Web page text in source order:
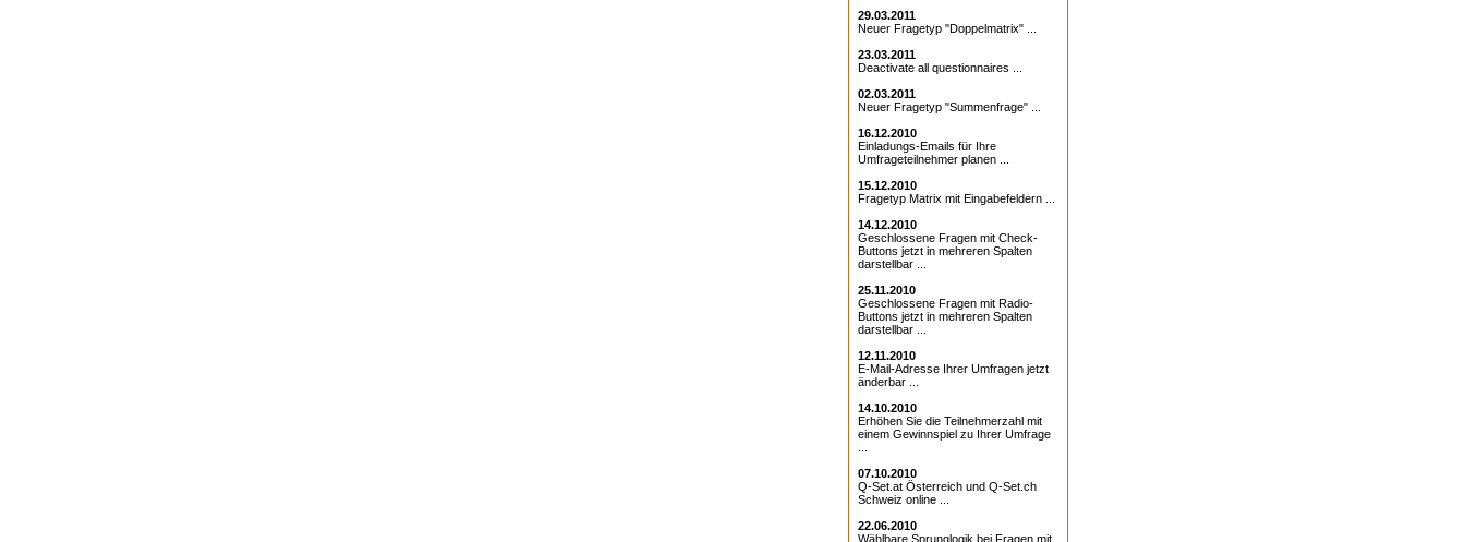
29.03.2011
Neuer Fragetyp "Doppelmatrix" ...
23.03.2011
Deactivate all questionnaires ...
02.03.2011
Neuer Fragetyp "Summenfrage" ...
16.12.2010
Einladungs-Emails für Ihre
Umfrageteilnehmer planen ...
15.12.2010
Fragetyp Matrix mit Eingabefeldern ...
14.12.2010
Geschlossene Fragen mit Check-
Buttons jetzt in mehreren Spalten
darstellbar ...
25.11.2010
Geschlossene Fragen mit Radio-
Buttons jetzt in mehreren Spalten
darstellbar ...
12.11.2010
E-Mail-Adresse Ihrer Umfragen jetzt
änderbar ...
14.10.2010
Erhöhen Sie die Teilnehmerzahl mit
einem Gewinnspiel zu Ihrer Umfrage
07.10.2010
Q-Set.at Österreich und Q-Set.ch
Schweiz online ...
22.06.2010
Wählbare Sprunglogik bei Fragen mit